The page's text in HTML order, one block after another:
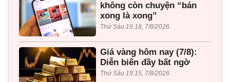
không còn chuyện “bán
xong là xong”
Thứ Sáu 19:18, 7/8/2026
Giá vàng hôm nay (7/8):
Diễn biến đầy bất ngờ
Thứ Sáu 19:15, 7/8/2026